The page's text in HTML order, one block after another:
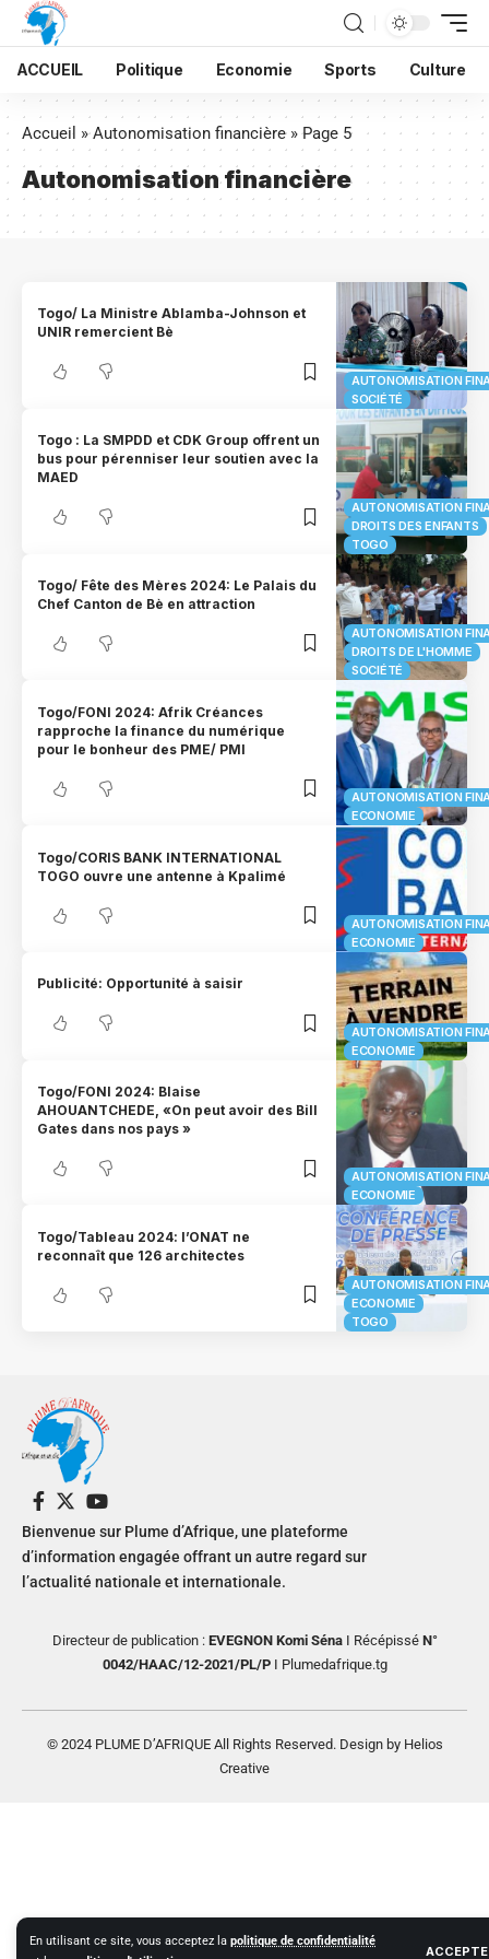
En utilisant ce site, vous acceptez la politique de confidentialité
ACCUEIL Politique Economie Sports Culture
Accueil »Autonomisation financière»Page 5
Autonomisation financière
AUTONOMISATION
SOCIÉTÉ
Togo/ La Ministre Ablamba-Johnson et
UNIR remercient Bè
AUTONOMISATION
DROITS DES ENFANTS
TOGO
Togo : La SMPDD et CDK Group offrent un
bus pour pérenniser leur soutien avec la
MAED
AUTONOMISATION
DROITS DE L'HOMME
SOCIÉTÉ
Togo/ Fête des Mères 2024: Le Palais du
Chef Canton de Bè en attraction
AUTONOMISATION
ECONOMIE
Togo/FONI 2024: Afrik Créances
rapproche la finance du numérique
pour le bonheur des PME/ PMI
AUTONOMISATION
ECONOMIE
Togo/CORIS BANK INTERNATIONAL
TOGO ouvre une antenne à Kpalimé
AUTONOMISATION
ECONOMIE
Publicité: Opportunité à saisir
AUTONOMISATION
ECONOMIE
Togo/FONI 2024: Blaise
AHOUANTCHEDE, «On peut avoir des Bill
Gates dans nos pays »
AUTONOMISATION
ECONOMIE
TOGO
Togo/Tableau 2024: l’ONAT ne
reconnaît que 126 architectes
Bienvenue sur Plume d’Afrique, une plateforme
d’information engagée offrant un autre regard sur
l’actualité nationale et internationale.
Directeur de publication : EVEGNON Komi SénaI RécépisséN°
0042/HAAC/12-2021/PL/PI Plumedafrique.tg
© 2024 PLUME D’AFRIQUE All Rights Reserved. Design by Helios
Creative